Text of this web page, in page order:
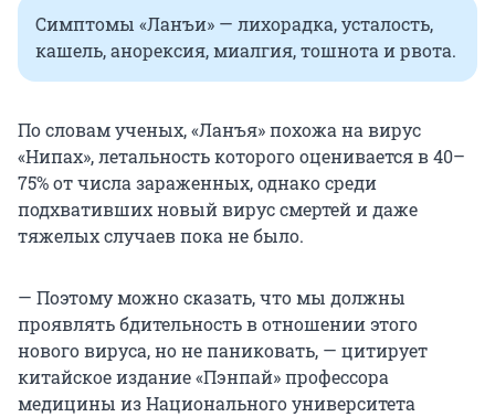
Симптомы «Ланъи» — лихорадка, усталость,
кашель, анорексия, миалгия, тошнота и рвота.
По словам ученых, «Ланъя» похожа на вирус
«Нипах», летальность которого оценивается в 40–
75% от числа зараженных, однако среди
подхвативших новый вирус смертей и даже
тяжелых случаев пока не было.
— Поэтому можно сказать, что мы должны
проявлять бдительность в отношении этого
нового вируса, но не паниковать, — цитирует
китайское издание «Пэнпай» профессора
медицины из Национального университета